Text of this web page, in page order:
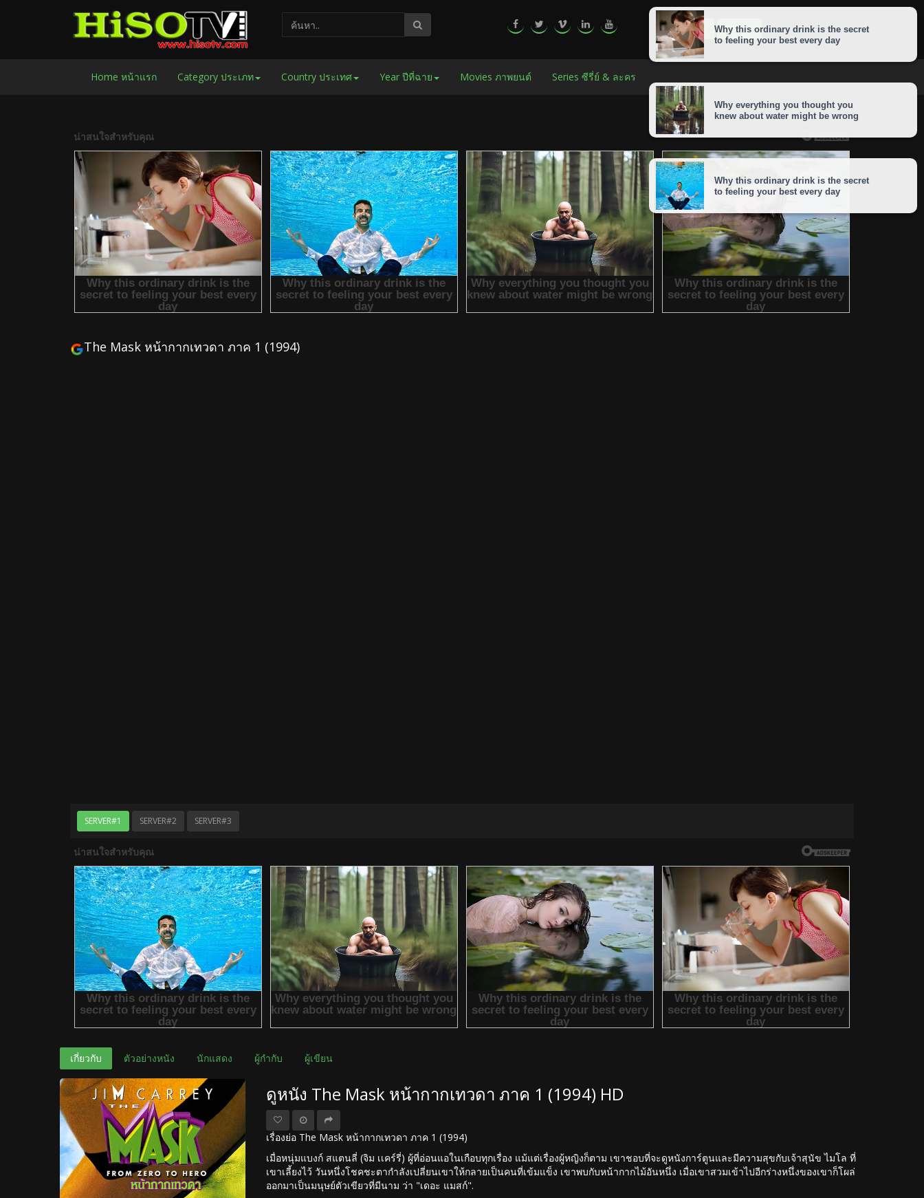
LOGIN SIGNUP
Home หน้าแรก Category ประเภท Country ประเทศ Year ปีที่ฉาย Movies ภาพยนต์ Series ซีรี่ย์ & ละคร
The Mask หน้ากากเทวดา ภาค 1 (1994)
SERVER#1 SERVER#2 SERVER#3
เกี่ยวกับ ตัวอย่างหนัง นักแสดง ผู้กำกับ ผู้เขียน
ดูหนัง The Mask หน้ากากเทวดา ภาค 1 (1994) HD
เรื่องย่อ The Mask หน้ากากเทวดา ภาค 1 (1994)
เมื่อหนุ่มแบงก์ สแตนลี่ (จิม เเคร์รี่) ผู้ที่อ่อนแอในเกือบทุกเรื่อง แม้แต่เรื่องผู้หญิงก็ตาม เขาชอบที่จะดูหนังการ์ตูนและมีความสุขกับเจ้าสุนัข ไมโล ที่
เขาเลี้ยงไว้ วันหนึ่งโชคชะตากำลังเปลี่ยนเขาให้กลายเป็นคนที่เข้มแข็ง เขาพบกับหน้ากากไม้อันหนึ่ง เมื่อเขาสวมเข้าไปอีกร่างหนึ่งของเขาก็โผล่
ออกมาเป็นมนุษย์ตัวเขียวที่มีนาม ว่า "เดอะ แมสก์".